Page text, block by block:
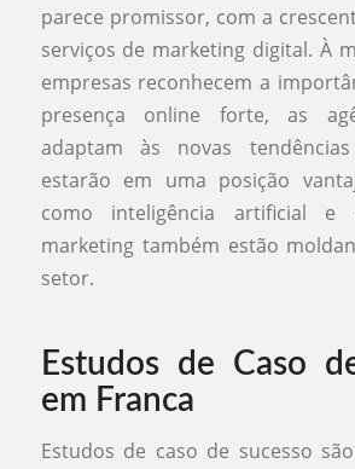
parece promissor, com a
serviços de marketing digital. À
empresas reconhecem a
presença online forte, as
adaptam às novas
estarão em uma posição
como inteligência artificial e
marketing também estão
setor.
Estudos de Caso
em Franca
Estudos de caso de sucesso